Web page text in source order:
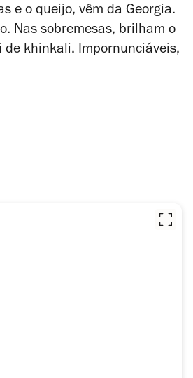
e o queijo, vêm da Georgia.
Nas sobremesas, brilham o
de khinkali. Impornunciáveis,